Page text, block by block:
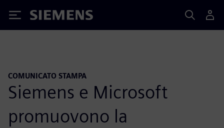
Siemens
COMUNICATO STAMPA
Siemens e Microsoft
promuovono la